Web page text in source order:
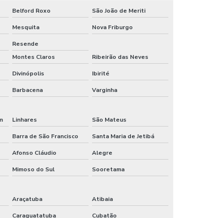
Banho em atacado de joias limeira
Banho em bijuterias limeira sp
Banho em semijoias limeira
Belford Roxo São João de Meriti
Mesquita Nova Friburgo
Resende
Montes Claros Ribeirão das Neves
Divinópolis Ibirité
Barbacena Varginha
Linhares São Mateus
Barra de São Francisco Santa Maria de Jetibá
Afonso Cláudio Alegre
Mimoso do Sul Sooretama
Araçatuba Atibaia
Caraguatatuba Cubatão